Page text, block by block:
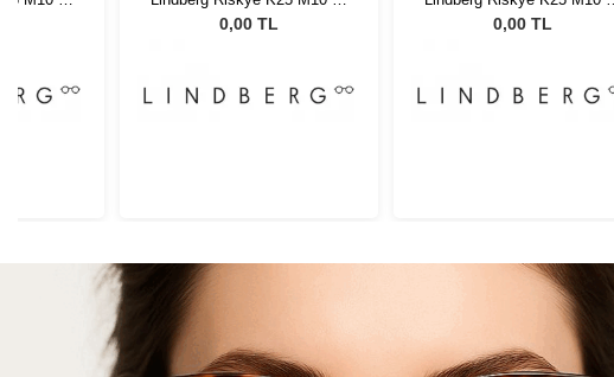
135
0,00 TL
135
0,00 TL